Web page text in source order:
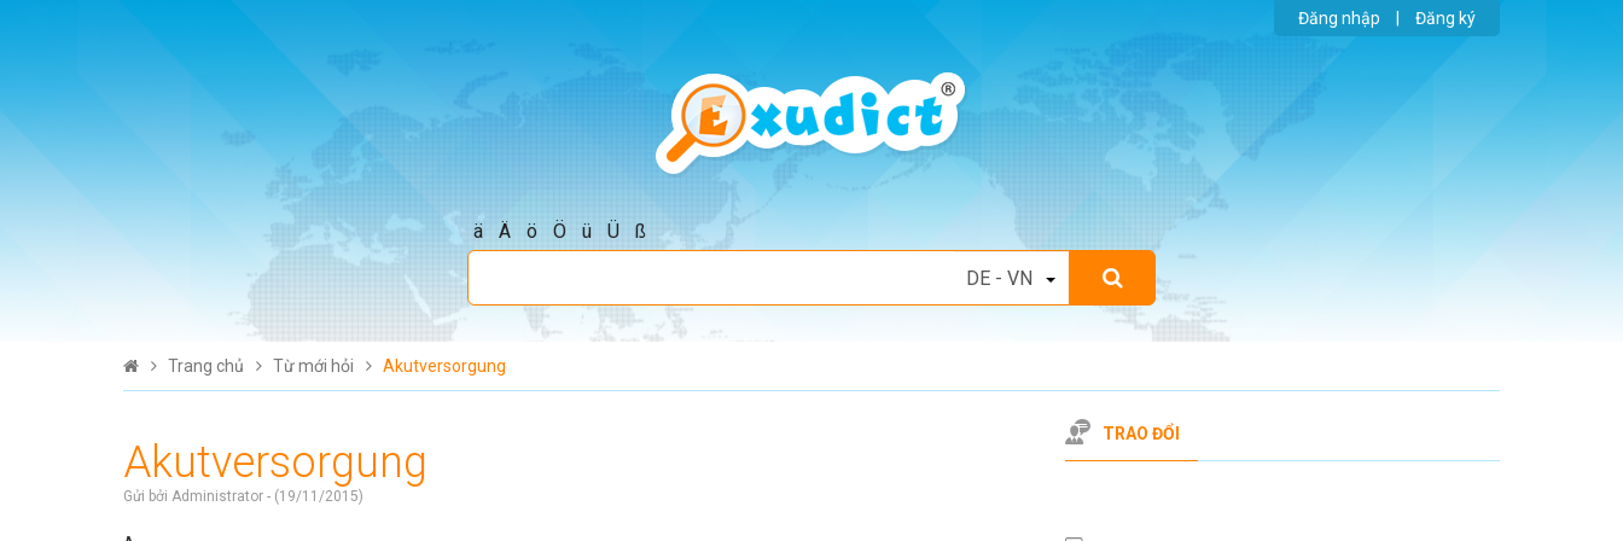
Đăng nhập Đăng ký
ä Ä ö Ö ü Ü ß
Trang chủ Từ mới hỏi Akutversorgung
Akutversorgung
Gửi bởi Administrator - (19/11/2015)
TRAO ĐỔI